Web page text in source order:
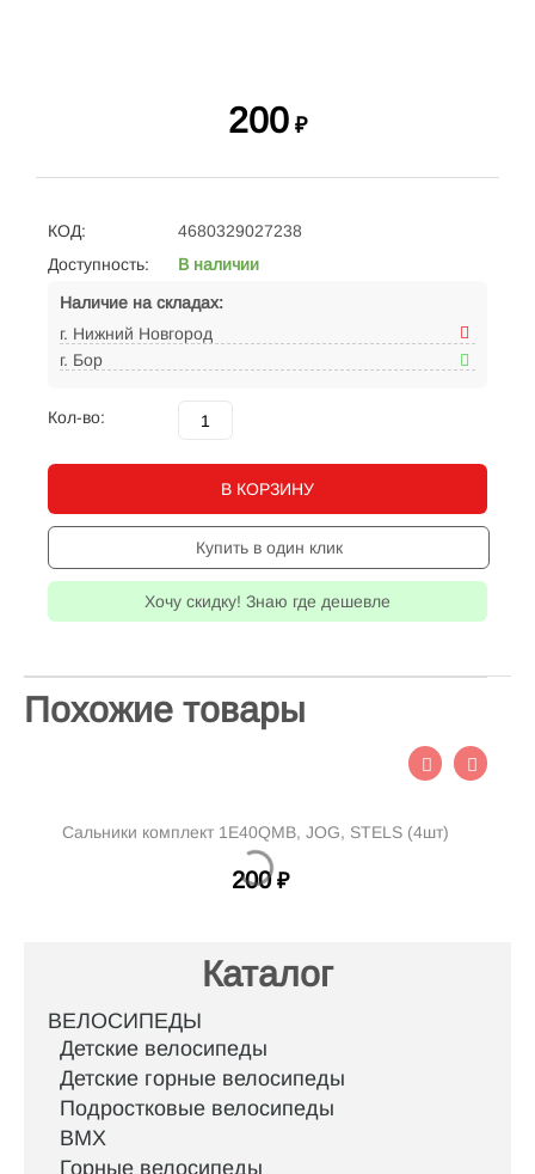
200 ₽
КОД:
4680329027238
Доступность:
В наличии
Наличие на складах:
г. Нижний Новгород
г. Бор
Кол-во:
В КОРЗИНУ
Купить в один клик
Хочу скидку! Знаю где дешевле
Похожие товары
JOG, STELS (4шт)
Сальники коленвала
Каталог
ВЕЛОСИПЕДЫ
Детские велосипеды
Детские горные велосипеды
Подростковые велосипеды
BMX
Горные велосипеды